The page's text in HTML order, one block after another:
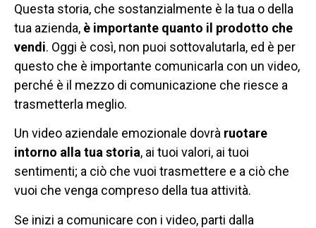
Questa storia, che sostanzialmente è la tua o della
tua azienda, è importante quanto il prodotto che
vendi. Oggi è così, non puoi sottovalutarla, ed è per
questo che è importante comunicarla con un video,
perché è il mezzo di comunicazione che riesce a
trasmetterla meglio.
Un video aziendale emozionale dovrà ruotare
intorno alla tua storia, ai tuoi valori, ai tuoi
sentimenti; a ciò che vuoi trasmettere e a ciò che
vuoi che venga compreso della tua attività.
Se inizi a comunicare con i video, parti dalla